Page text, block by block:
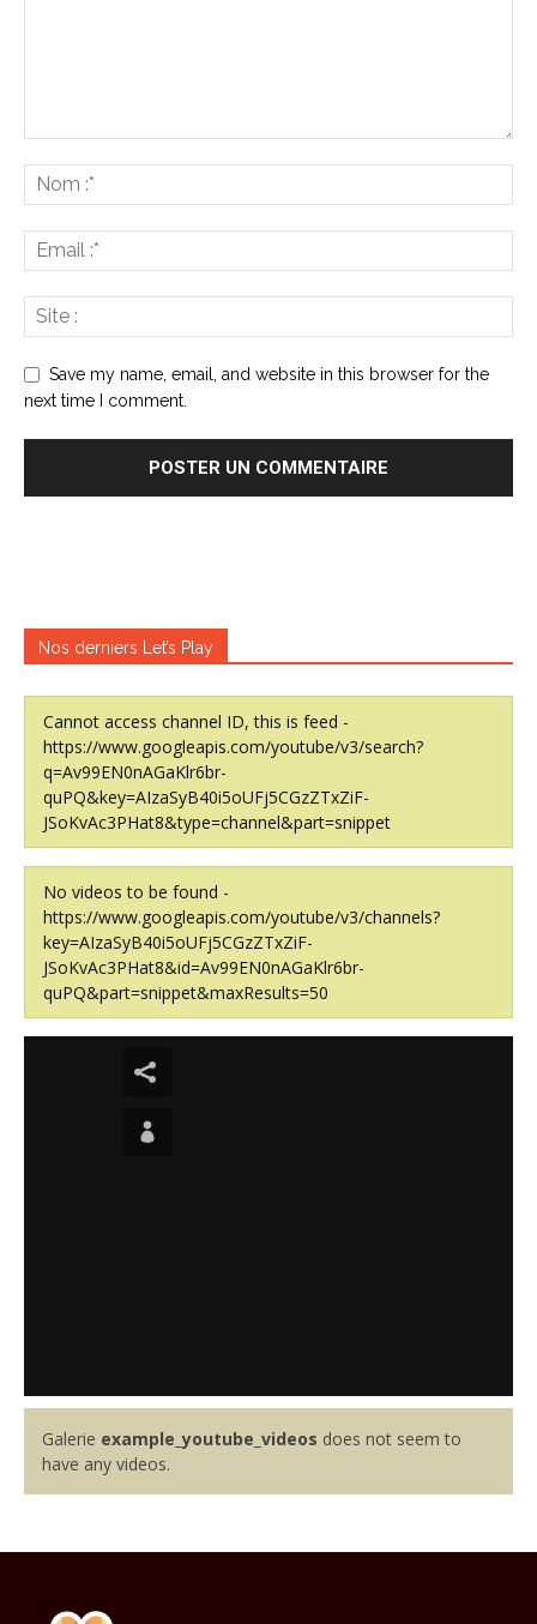
Save my name, email, and website in this browser for the
next time I comment.
Nos derniers Let’s Play
Cannot access channel ID, this is feed -
https://www.googleapis.com/youtube/v3/search?
q=Av99EN0nAGaKlr6br-
quPQ&key=AIzaSyB40i5oUFj5CGzZTxZiF-
JSoKvAc3PHat8&type=channel&part=snippet
No videos to be found -
https://www.googleapis.com/youtube/v3/channels?
key=AIzaSyB40i5oUFj5CGzZTxZiF-
JSoKvAc3PHat8&id=Av99EN0nAGaKlr6br-
quPQ&part=snippet&maxResults=50
Galerie example_youtube_videos does not seem to
have any videos.